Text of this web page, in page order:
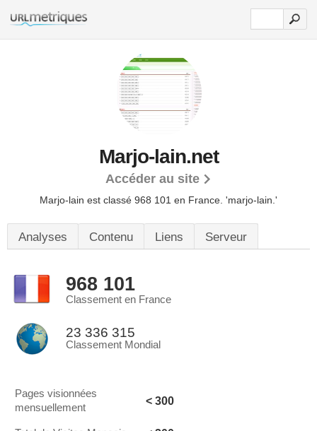
Marjo-lain.net
Accéder au site
Marjo-lain est classé 968 101 en France. 'marjo-lain.'
Analyses Contenu Liens Serveur
968 101
Classement en France
23 336 315
Classement Mondial
Pages visionnées
mensuellement
< 300